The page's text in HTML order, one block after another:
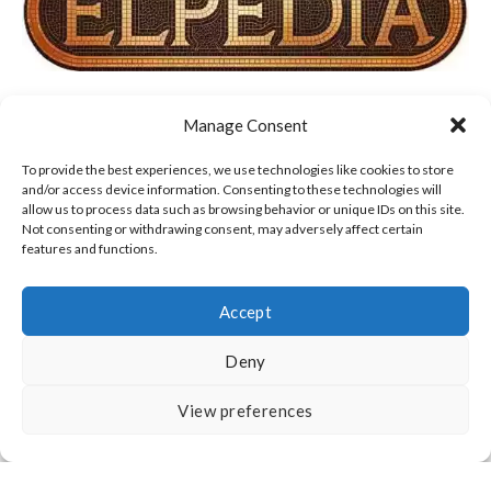
Manage Consent
To provide the best experiences, we use technologies like cookies to store
and/or access device information. Consenting to these technologies will
allow us to process data such as browsing behavior or unique IDs on this site.
Not consenting or withdrawing consent, may adversely affect certain
features and functions.
Accept
Deny
View preferences
ΣΧΕΤΙΚΑ ΜΕ ΕΜΑΣ
ΟΡΟΙ ΧΡΗΣΗΣ, COOKIES & ΠΟΛΙΤΙΚΗ ΑΠΟΡΡΗΤΟΥ
ΔΗΛΩΣΗ ΑΠΟΠΟΙΗΣΗΣ ΕΥΘΥΝΩΝ ΕΠΙΚΟΙΝΩΝΙΑ
All Rights Reserved